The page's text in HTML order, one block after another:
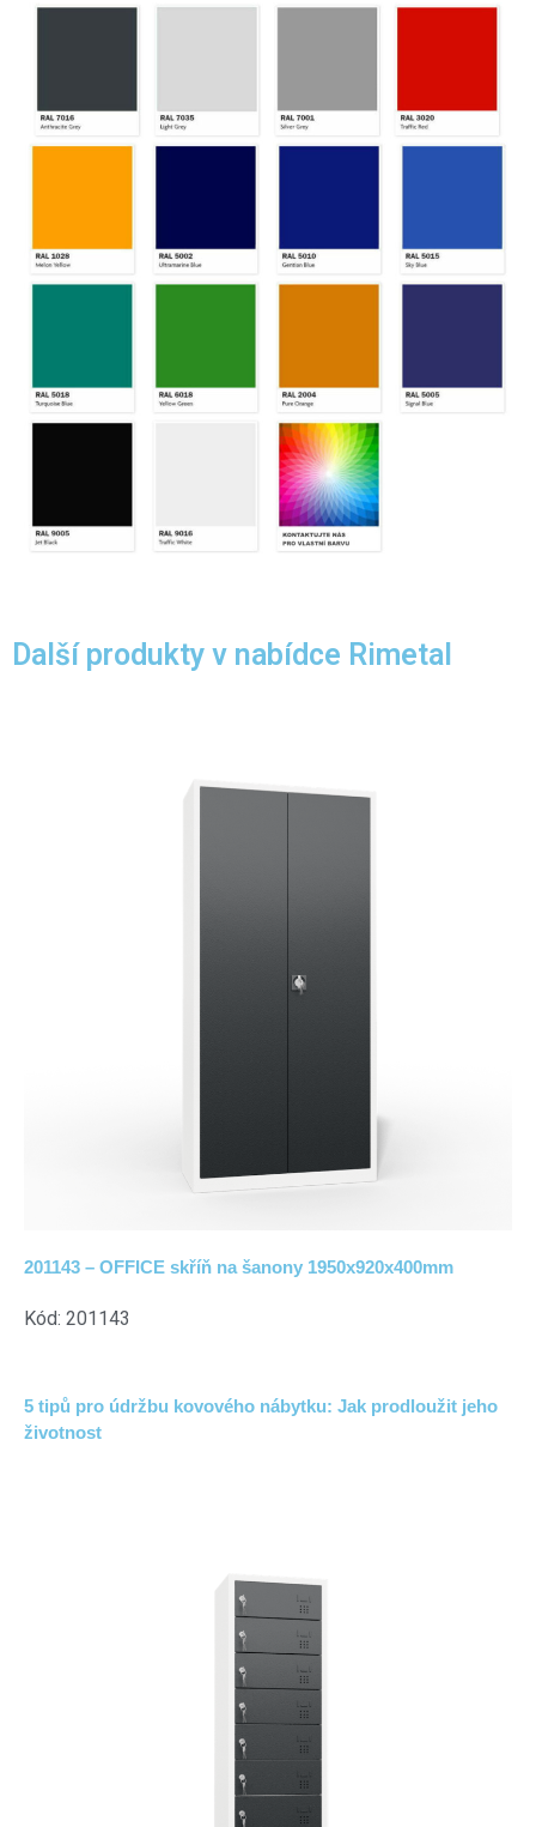
Další produkty v nabídce Rimetal
201143 – OFFICE skříň na šanony 1950x920x400mm
Kód: 201143
5 tipů pro údržbu kovového nábytku: Jak prodloužit jeho
životnost